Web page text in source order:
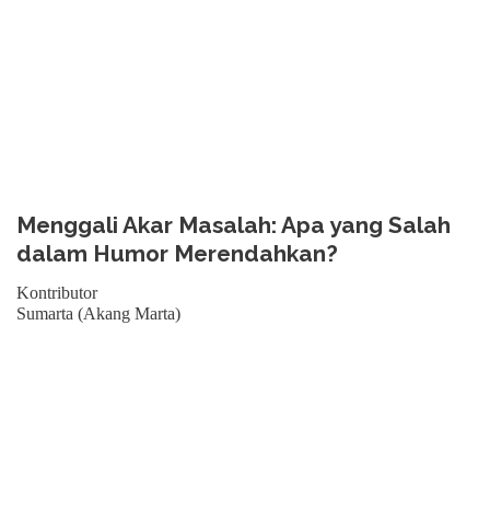
Menggali Akar Masalah: Apa yang Salah
dalam Humor Merendahkan?
Kontributor
Sumarta (Akang Marta)